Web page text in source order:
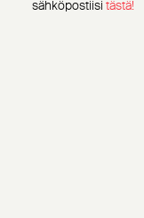
sähköpostiisi tästä!